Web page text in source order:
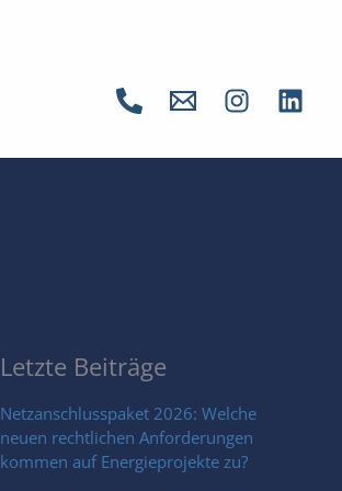
Letzte Beiträge
Netzanschlusspaket 2026: Welche
neuen rechtlichen Anforderungen
kommen auf Energieprojekte zu?